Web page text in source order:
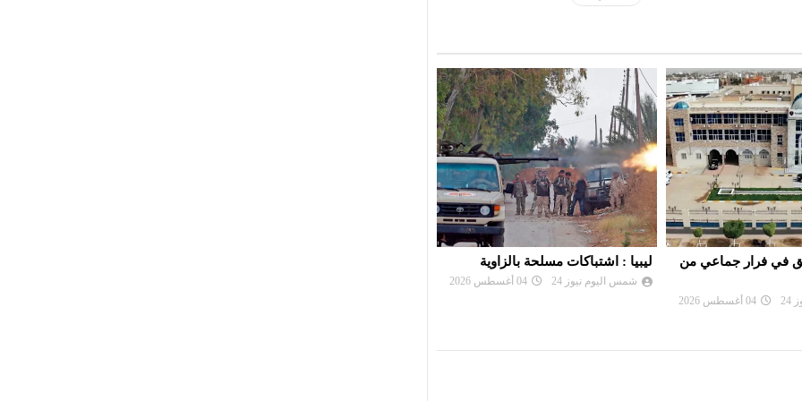
مسلحة بالزاوية
عقيلة صالح: ندعم «هيئة الرقابة
الإدارية» وأجهزتها